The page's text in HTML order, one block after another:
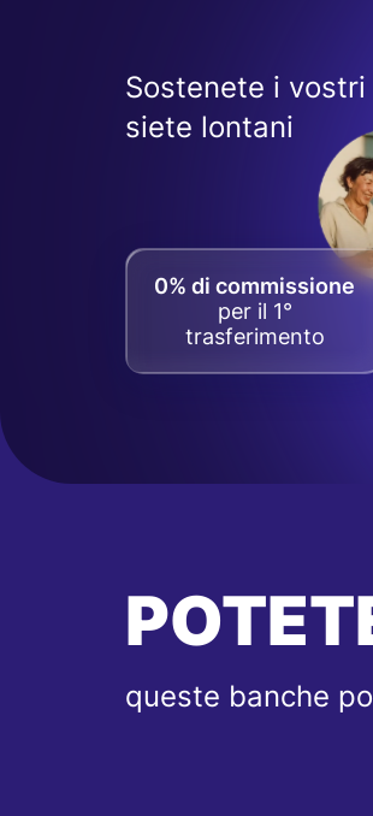
Sostenete i
siete lontani
0% di commissione
per il 1°
trasferimento
queste banche